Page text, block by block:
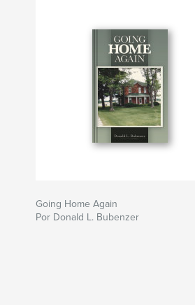
Going Home Again
Por Donald L. Bubenzer